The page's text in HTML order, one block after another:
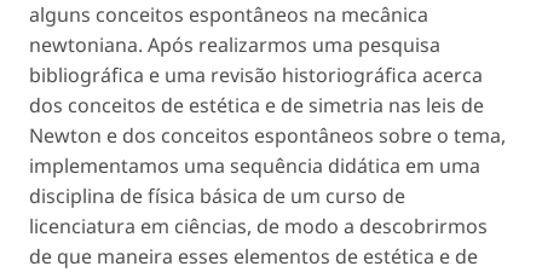
alguns conceitos espontâneos na mecânica
newtoniana. Após realizarmos uma pesquisa
bibliográfica e uma revisão historiográfica acerca
dos conceitos de estética e de simetria nas leis de
Newton e dos conceitos espontâneos sobre o tema,
implementamos uma sequência didática em uma
disciplina de física básica de um curso de
licenciatura em ciências, de modo a descobrirmos
de que maneira esses elementos de estética e de